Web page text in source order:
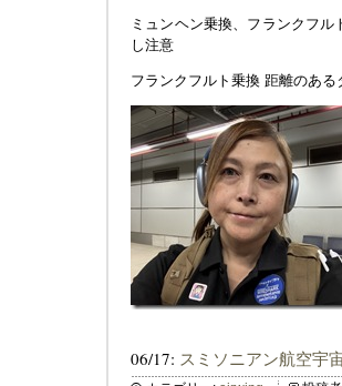
ミュンヘン乗換、フランクフ
し注意
フランクフルト乗換 距離のあ
06/17: スミソニアン航空宇